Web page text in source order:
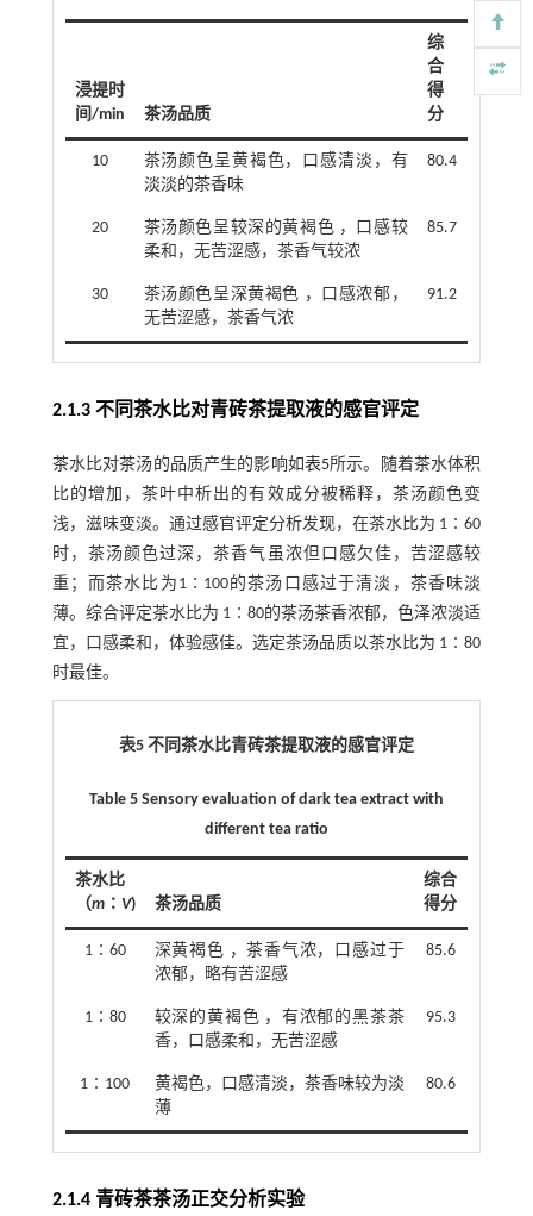
浸提时
间/min
茶汤品质
综
合
得
分
10
茶汤颜色呈黄褐色，口感清淡，有
淡淡的茶香味
80.4
20
茶汤颜色呈较深的黄褐色 ，口感较
柔和，无苦涩感，茶香气较浓
85.7
30
茶汤颜色呈深黄褐色 ，口感浓郁，
无苦涩感，茶香气浓
91.2
2.1.3 不同茶水比对青砖茶提取液的感官评定
茶水比对茶汤的品质产生的影响如表5所示。随着茶水体积
比的增加，茶叶中析出的有效成分被稀释，茶汤颜色变
浅，滋味变淡。通过感官评定分析发现，在茶水比为 1∶60
时，茶汤颜色过深，茶香气虽浓但口感欠佳，苦涩感较
重；而茶水比为1∶100的茶汤口感过于清淡，茶香味淡
薄。综合评定茶水比为 1∶80的茶汤茶香浓郁，色泽浓淡适
宜，口感柔和，体验感佳。选定茶汤品质以茶水比为 1∶80
时最佳。
表5 不同茶水比青砖茶提取液的感官评定
Table 5 Sensory evaluation of dark tea extract with
different tea ratio
茶水比
（m∶ V) 茶汤品质
综合
得分
1∶60
深黄褐色 ，茶香气浓，口感过于
浓郁，略有苦涩感
85.6
1∶80
较深的黄褐色 ，有浓郁的黑茶茶
香，口感柔和，无苦涩感
95.3
1∶100
黄褐色，口感清淡，茶香味较为淡
薄
80.6
2.1.4 青砖茶茶汤正交分析实验